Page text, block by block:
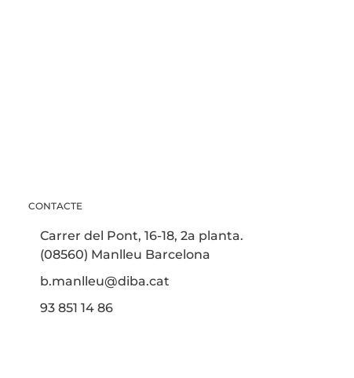
CONTACTE
Carrer del Pont, 16-18, 2a planta.
(08560) Manlleu Barcelona
b.manlleu@diba.cat
93 851 14 86